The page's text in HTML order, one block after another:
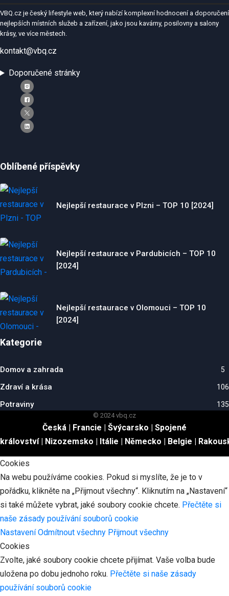
VBQ.cz je český lifestyle web, který nabízí komplexní hodnocení a doporučení
nejlepších místních služeb a zařízení, jako jsou kavárny, posilovny a salony
krásy, ve více městech.
kontakt@vbq.cz
Doporučené stránky
Oblíbené příspěvky
Nejlepší restaurace v Plzni – TOP 10 [2024]
Nejlepší restaurace v Pardubicích – TOP 10
[2024]
Nejlepší restaurace v Olomouci – TOP 10
[2024]
Kategorie
Domov a zahrada 5
Zdraví a krása 106
Potraviny 135
© 2024 vbq.cz
Česká | Francie | Švýcarsko | Spojené
království| Nizozemsko | Itálie | Německo | Belgie |
Cookies
Na webu používáme cookies. Pokud si myslíte, že je to v
pořádku, klikněte na „Přijmout všechny“. Kliknutím na „Nastavení“
si také můžete vybrat, jaké soubory cookie chcete. Přečtěte si
naše zásady používání souborů cookie
NastaveníOdmítnout všechny Přijmout všechny
Cookies
Zvolte, jaké soubory cookie chcete přijímat. Vaše volba bude
uložena po dobu jednoho roku. Přečtěte si naše zásady
používání souborů cookie